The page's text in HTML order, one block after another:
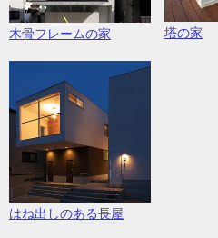
木骨フレームの家 塔の家
はね出しのある長屋